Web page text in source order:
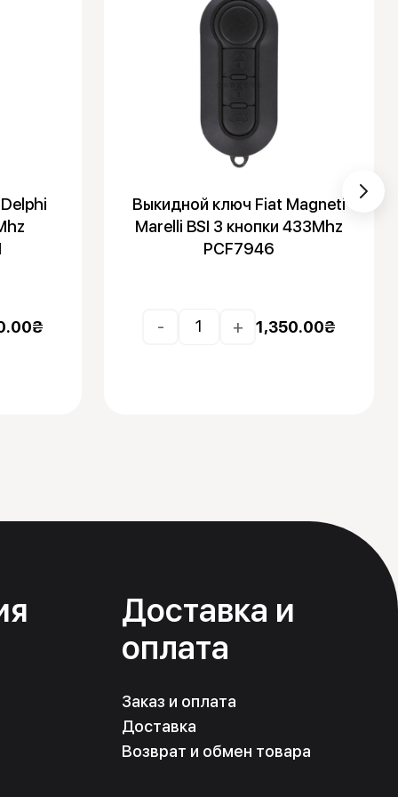
₴
Выкидной ключ Fiat Magneti
Marelli BSI 3 кнопки 433Mhz
PCF7946
- + 1,350.00₴
Доставка и
оплата
Заказ и оплата
Доставка
Возврат и обмен товара